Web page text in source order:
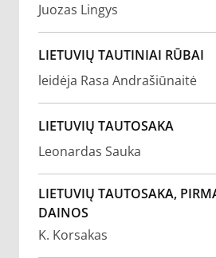
Juozas Lingys
LIETUVIŲ TAUTINIAI RŪBAI
leidėja Rasa Andrašiūnaitė
LIETUVIŲ TAUTOSAKA
Leonardas Sauka
LIETUVIŲ TAUTOSAKA,
DAINOS
K. Korsakas